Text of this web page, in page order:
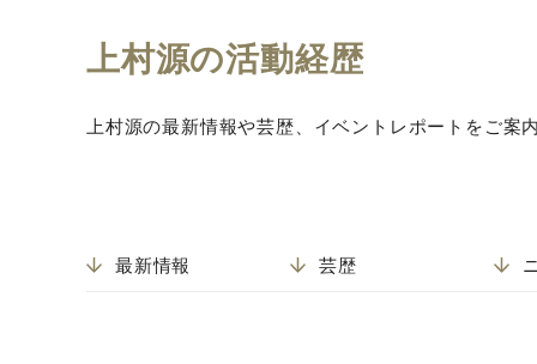
セリフ４
上村源の活動経歴
上村源の最新情報や芸歴、イベントレポートをご案
最新情報 芸歴